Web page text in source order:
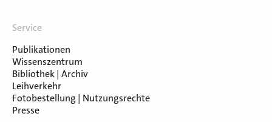
Service
Publikationen
Wissenszentrum
Bibliothek | Archiv
Leihverkehr
Fotobestellung | Nutzungsrechte
Presse